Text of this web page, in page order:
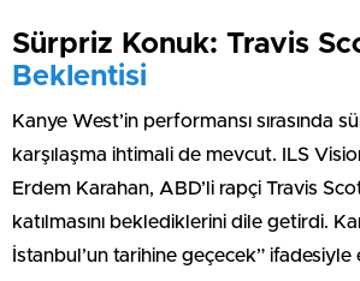
Sürpriz Konuk: Travis
Beklentisi
Kanye West’in performansı sırasında
karşılaşma ihtimali de mevcut. ILS
Erdem Karahan, ABD’li rapçi Travis
katılmasını beklediklerini dile getirdi.
İstanbul’un tarihine geçecek”